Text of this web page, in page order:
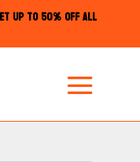
UP TO 50% OFF ALL